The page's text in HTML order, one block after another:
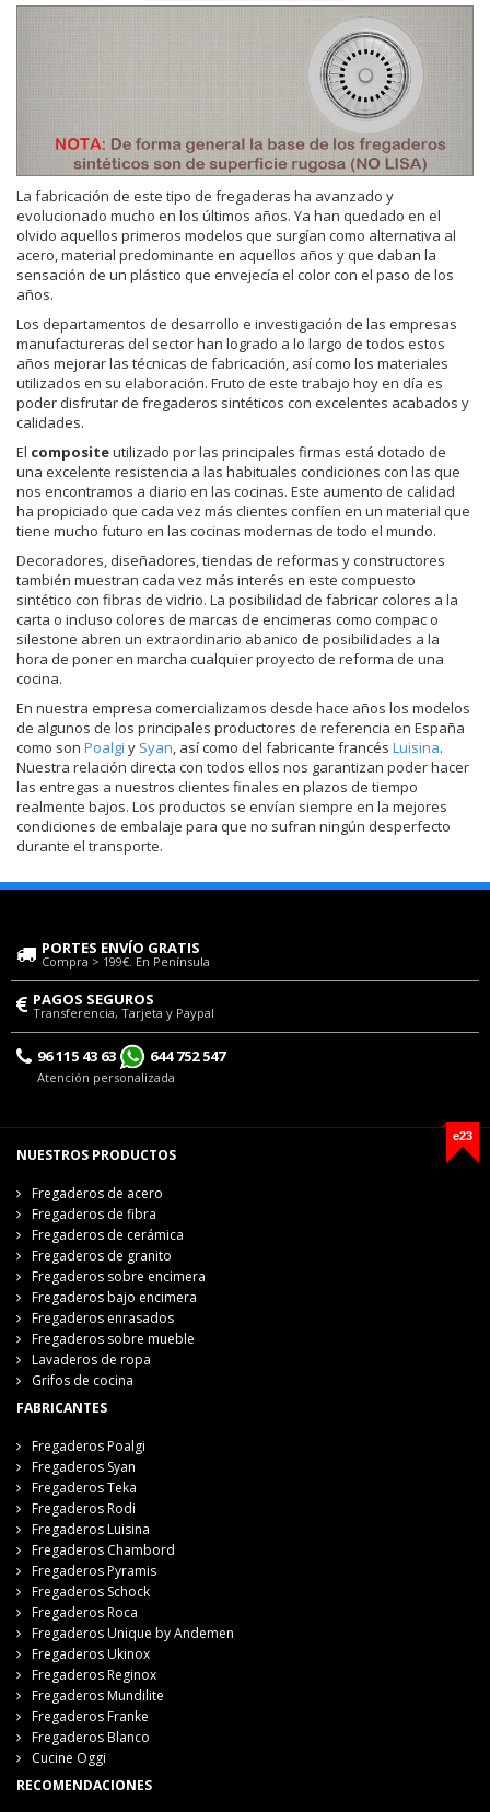
La fabricación de este tipo de fregaderas ha avanzado y
evolucionado mucho en los últimos años. Ya han quedado en el
olvido aquellos primeros modelos que surgían como alternativa al
acero, material predominante en aquellos años y que daban la
sensación de un plástico que envejecía el color con el paso de los
años.
Los departamentos de desarrollo e investigación de las empresas
manufactureras del sector han logrado a lo largo de todos estos
años mejorar las técnicas de fabricación, así como los materiales
utilizados en su elaboración. Fruto de este trabajo hoy en día es
poder disfrutar de fregaderos sintéticos con excelentes acabados y
calidades.
El compositeutilizado por las principales firmas está dotado de
una excelente resistencia a las habituales condiciones con las que
nos encontramos a diario en las cocinas. Este aumento de calidad
ha propiciado que cada vez más clientes confíen en un material que
tiene mucho futuro en las cocinas modernas de todo el mundo.
Decoradores, diseñadores, tiendas de reformas y constructores
también muestran cada vez más interés en este compuesto
sintético con fibras de vidrio. La posibilidad de fabricar colores a la
carta o incluso colores de marcas de encimeras como compac o
silestone abren un extraordinario abanico de posibilidades a la
hora de poner en marcha cualquier proyecto de reforma de una
cocina.
En nuestra empresa comercializamos desde hace años los modelos
de algunos de los principales productores de referencia en España
como son Poalgi y Syan , así como del fabricante francés Luisina.
Nuestra relación directa con todos ellos nos garantizan poder hacer
las entregas a nuestros clientes finales en plazos de tiempo
realmente bajos. Los productos se envían siempre en la mejores
condiciones de embalaje para que no sufran ningún desperfecto
durante el transporte.
PORTES ENVÍO GRATIS
Compra > 199€. En Península
PAGOS SEGUROS
Transferencia, Tarjeta y Paypal
96 115 43 63 644 752 547
Atención personalizada
e23
NUESTROS PRODUCTOS
Fregaderos de acero
Fregaderos de fibra
Fregaderos de cerámica
Fregaderos de granito
Fregaderos sobre encimera
Fregaderos bajo encimera
Fregaderos enrasados
Fregaderos sobre mueble
Lavaderos de ropa
Grifos de cocina
FABRICANTES
Fregaderos Poalgi
Fregaderos Syan
Fregaderos Teka
Fregaderos Rodi
Fregaderos Luisina
Fregaderos Chambord
Fregaderos Pyramis
Fregaderos Schock
Fregaderos Roca
Fregaderos Unique by Andemen
Fregaderos Ukinox
Fregaderos Reginox
Fregaderos Mundilite
Fregaderos Franke
Fregaderos Blanco
Cucine Oggi
RECOMENDACIONES